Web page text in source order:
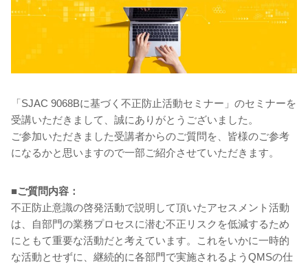
「SJAC 9068Bに基づく不正防止活動セミナー」のセミナーを
受講いただきまして、誠にありがとうございました。
ご参加いただきました受講者からのご質問を、皆様のご参考
になるかと思いますので一部ご紹介させていただきます。
■ご質問内容：
不正防止意識の啓発活動で説明して頂いたアセスメント活動
は、自部門の業務プロセスに潜む不正リスクを低減するため
にともて重要な活動だと考えています。これをいかに一時的
な活動とせずに、継続的に各部門で実施されるようQMSの仕